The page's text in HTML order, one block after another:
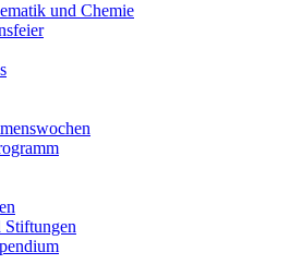
und Chemie
Stiftungen